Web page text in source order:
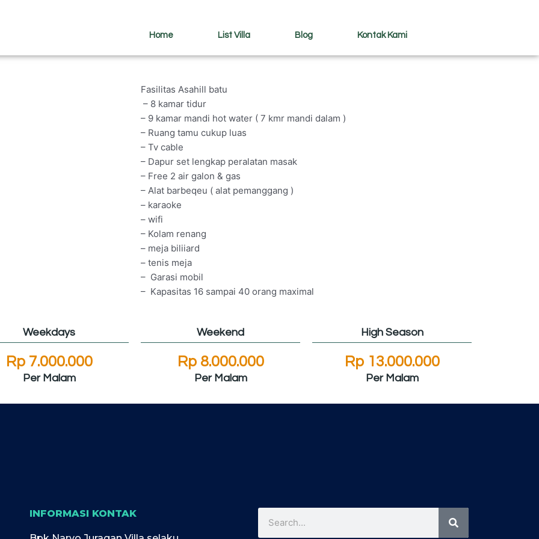
Home List Villa Blog Kontak Kami
Fasilitas Asahill batu
– 8 kamar tidur
– 9 kamar mandi hot water ( 7 kmr mandi dalam )
– Ruang tamu cukup luas
– Tv cable
– Dapur set lengkap peralatan masak
– Free 2 air galon & gas
– Alat barbeqeu ( alat pemanggang )
– karaoke
– wifi
– Kolam renang
– meja biliiard
– tenis meja
– Garasi mobil
– Kapasitas 16 sampai 40 orang maximal
Weekdays
Rp 7.000.000
Per Malam
Weekend
Rp 8.000.000
Per Malam
High Season
Rp 13.000.000
Per Malam
INFORMASI KONTAK Search